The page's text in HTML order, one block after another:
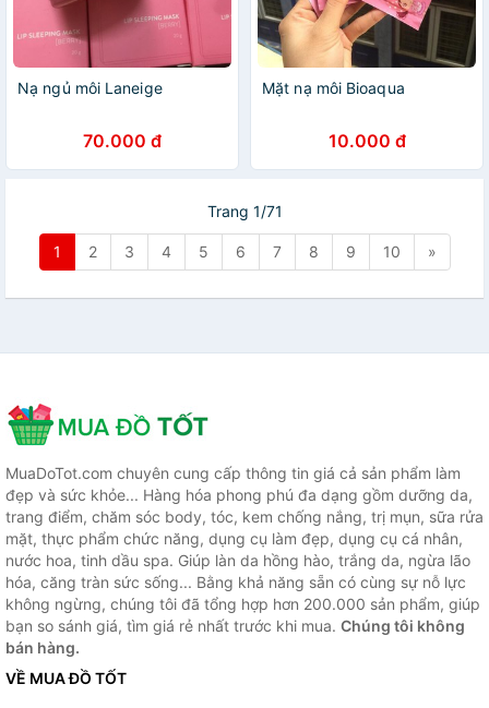
Nạ ngủ môi Laneige
70.000 đ
Mặt nạ môi Bioaqua
10.000 đ
Trang 1/71
1 2 3 4 5 6 7 8 9 10 »
MuaDoTot.com chuyên cung cấp thông tin giá cả sản phẩm làm
đẹp và sức khỏe... Hàng hóa phong phú đa dạng gồm dưỡng da,
trang điểm, chăm sóc body, tóc, kem chống nắng, trị mụn, sữa rửa
mặt, thực phẩm chức năng, dụng cụ làm đẹp, dụng cụ cá nhân,
nước hoa, tinh dầu spa. Giúp làn da hồng hào, trắng da, ngừa lão
hóa, căng tràn sức sống... Bằng khả năng sẵn có cùng sự nỗ lực
không ngừng, chúng tôi đã tổng hợp hơn 200.000 sản phẩm, giúp
bạn so sánh giá, tìm giá rẻ nhất trước khi mua. Chúng tôi không
bán hàng.
VỀ MUA ĐỒ TỐT